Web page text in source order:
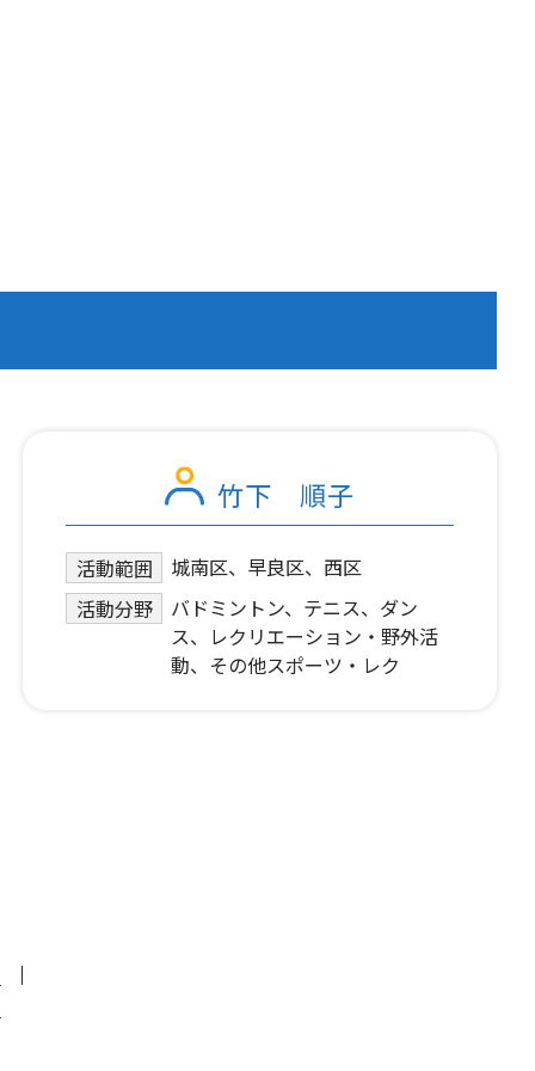
竹下 順子
活動範囲
城南区、早良区、西区
活動分野
バドミントン、テニス、ダン
ス、レクリエーション・野外活
動、その他スポーツ・レク